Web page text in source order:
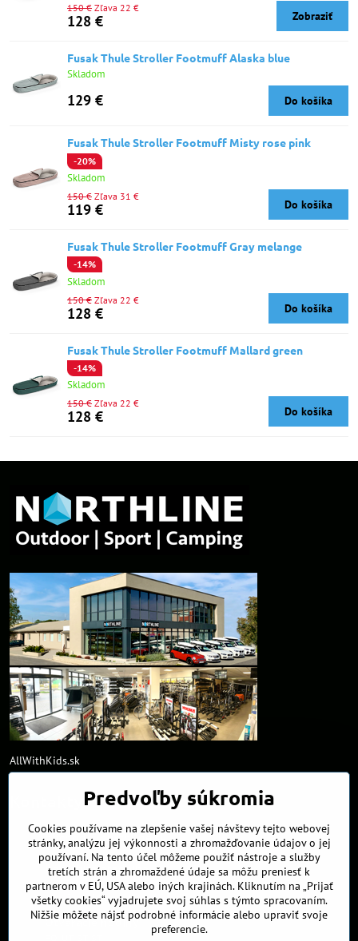
128 €
150 € Zľava 22 €
Zobraziť
Fusak Thule Stroller Footmuff Alaska blue
Skladom
129 € Do košíka
Fusak Thule Stroller Footmuff Misty rose pink
-20%
Skladom
119 €
150 € Zľava 31 €
Do košíka
Fusak Thule Stroller Footmuff Gray melange
-14%
Skladom
128 €
150 € Zľava 22 €
Do košíka
Fusak Thule Stroller Footmuff Mallard green
-14%
Skladom
128 €
150 € Zľava 22 €
Do košíka
AllWithKids.sk
obchod​@northline​.sk
Kamenná predajňa
Nádražná 34/A
90027 Ivánka pri Dunaji
Otváracie hodiny
9:00 - 17:00
Predvoľby súkromia
Cookies používame na zlepšenie vašej návštevy tejto webovej
stránky, analýzu jej výkonnosti a zhromažďovanie údajov o jej
používaní. Na tento účel môžeme použiť nástroje a služby
tretích strán a zhromaždené údaje sa môžu preniesť k
partnerom v EÚ, USA alebo iných krajinách. Kliknutím na „Prijať
všetky cookies“ vyjadrujete svoj súhlas s týmto spracovaním.
Nižšie môžete nájsť podrobné informácie alebo upraviť svoje
preferencie.